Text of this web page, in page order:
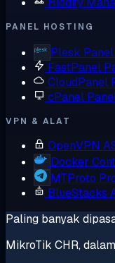
PANEL HOSTING
Plesk
FastPanel
CloudPanel
cPanel
VPN & ALAT
OpenVPN
Docker
MTProto
BlueStacks
Paling banyak
MikroTik CHR,